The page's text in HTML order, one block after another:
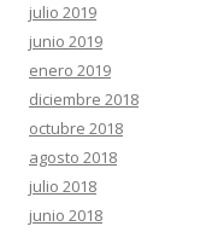
julio 2019
junio 2019
enero 2019
diciembre 2018
octubre 2018
agosto 2018
julio 2018
junio 2018